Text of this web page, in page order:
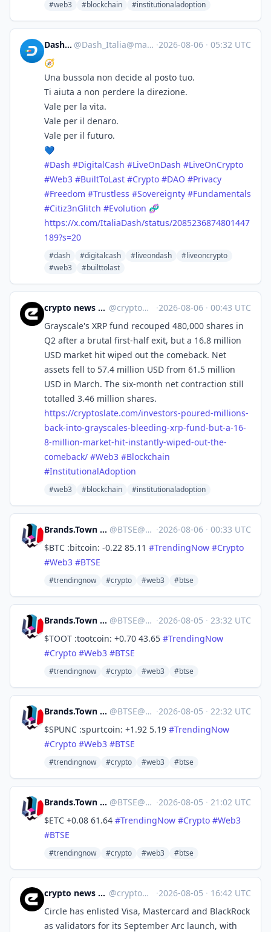
#web3 #blockchain #institutionaladoption
Dash_Italia @Dash_Italia@mastodon.social ·2026-08-06 · 05:32 UTC
🧭
Una bussola non decide al posto tuo.
Ti aiuta a non perdere la direzione.
Vale per la vita.
Vale per il denaro.
Vale per il futuro.
💙
#Dash #DigitalCash #LiveOnDash #LiveOnCrypto
#Web3 #BuiltToLast #Crypto #DAO #Privacy
#Freedom #Trustless #Sovereignty #Fundamentals
#Citiz3nGlitch #Evolution 🧬
https://x.com/ItaliaDash/status/2085236874801447
189?s=20
#dash #digitalcash #liveondash
#liveoncrypto
#web3
#builttolast
crypto news 🧠 eicker.crypto @crypto@eicker.news ·2026-08-06 · 00:43 UTC
Grayscale's XRP fund recouped 480,000 shares in
Q2 after a brutal first-half exit, but a 16.8 million
USD market hit wiped out the comeback. Net
assets fell to 57.4 million USD from 61.5 million
USD in March. The six-month net contraction still
totalled 3.46 million shares.
https://cryptoslate.com/investors-poured-millions-
back-into-grayscales-bleeding-xrp-fund-but-a-16-
8-million-market-hit-instantly-wiped-out-the-
comeback/ #Web3 #Blockchain
#InstitutionalAdoption
#web3 #blockchain #institutionaladoption
Brands.Town Stock Exchange @BTSE@brands.town ·2026-08-06 · 00:33 UTC
$BTC :bitcoin: -0.22 85.11 #TrendingNow #Crypto
#Web3 #BTSE
#trendingnow #crypto #web3 #btse
Brands.Town Stock Exchange @BTSE@brands.town ·2026-08-05 · 23:32 UTC
$TOOT :tootcoin: +0.70 43.65 #TrendingNow
#Crypto #Web3 #BTSE
#trendingnow #crypto #web3 #btse
Brands.Town Stock Exchange @BTSE@brands.town ·2026-08-05 · 22:32 UTC
$SPUNC :spurtcoin: +1.92 5.19 #TrendingNow
#Crypto #Web3 #BTSE
#trendingnow #crypto #web3 #btse
Brands.Town Stock Exchange @BTSE@brands.town ·2026-08-05 · 21:02 UTC
$ETC +0.08 61.64 #TrendingNow #Crypto #Web3
#BTSE
#trendingnow #crypto #web3 #btse
crypto news 🧠 eicker.crypto @crypto@eicker.news ·2026-08-05 · 16:42 UTC
Circle has enlisted Visa, Mastercard and BlackRock
as validators for its September Arc launch, with